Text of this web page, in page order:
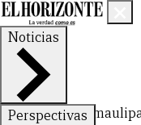
Noticias
Nuevo León
Perspectivas